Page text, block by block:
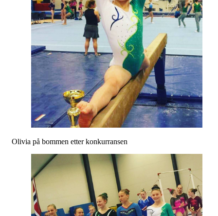
Olivia på bommen etter konkurransen